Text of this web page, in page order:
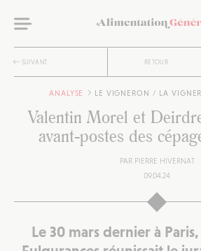
SUIVANT RETOUR
ANALYSE LE VIGNERON / LA
Valentin Morel et
avant-postes des
PAR PIERRE HIVERNAT
09.04.24
Le 30 mars dernier à